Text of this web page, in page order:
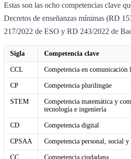
Estas son las ocho competencias clave
Decretos de enseñanzas mínimas (RD
217/2022 de ESO y RD 243/2022 de
Sigla Competencia clave
CCL Competencia en comunicación
CP Competencia plurilingüe
STEM
Competencia matemática y
tecnología e ingeniería
CD Competencia digital
CPSAA Competencia personal, social y
CC Competencia ciudadana